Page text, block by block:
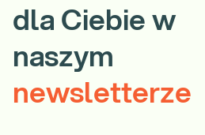
dla Ciebie w
naszym
newsletterze